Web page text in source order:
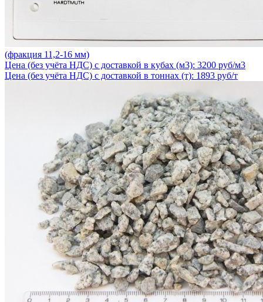
(фракция 11,2-16 мм)
Цена (без учёта НДС) с доставкой в кубах (м3): 3200 руб/м3
Цена (без учёта НДС) с доставкой в тоннах (т): 1893 руб/т